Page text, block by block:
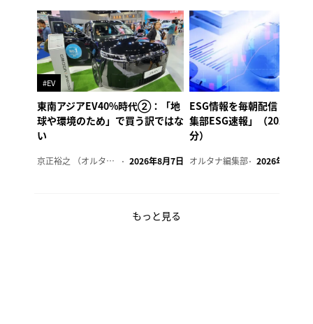
#EV
東南アジアEV40%時代②：「地
球や環境のため」で買う訳ではな
い
京正裕之 （オルタナ副編集長） 2026年8月7日
ESG情報を毎朝配信「オル
集部ESG速報」（2026年8
分）
オルタナ編集部 2026年8月7日
もっと見る